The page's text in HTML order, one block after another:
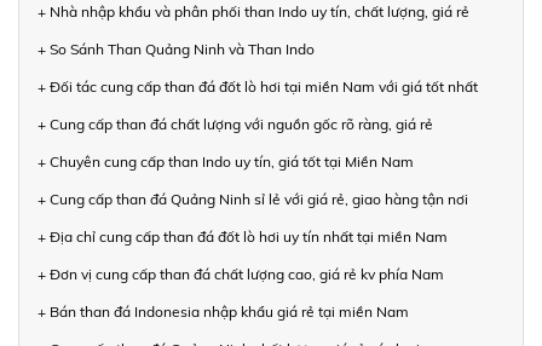
+ Nhà nhập khẩu và phân phối than Indo uy tín, chất lượng, giá rẻ
+ So Sánh Than Quảng Ninh và Than Indo
+ Đối tác cung cấp than đá đốt lò hơi tại miền Nam với giá tốt nhất
+ Cung cấp than đá chất lượng với nguồn gốc rõ ràng, giá rẻ
+ Chuyên cung cấp than Indo uy tín, giá tốt tại Miền Nam
+ Cung cấp than đá Quảng Ninh sỉ lẻ với giá rẻ, giao hàng tận nơi
+ Địa chỉ cung cấp than đá đốt lò hơi uy tín nhất tại miền Nam
+ Đơn vị cung cấp than đá chất lượng cao, giá rẻ kv phía Nam
+ Bán than đá Indonesia nhập khẩu giá rẻ tại miền Nam